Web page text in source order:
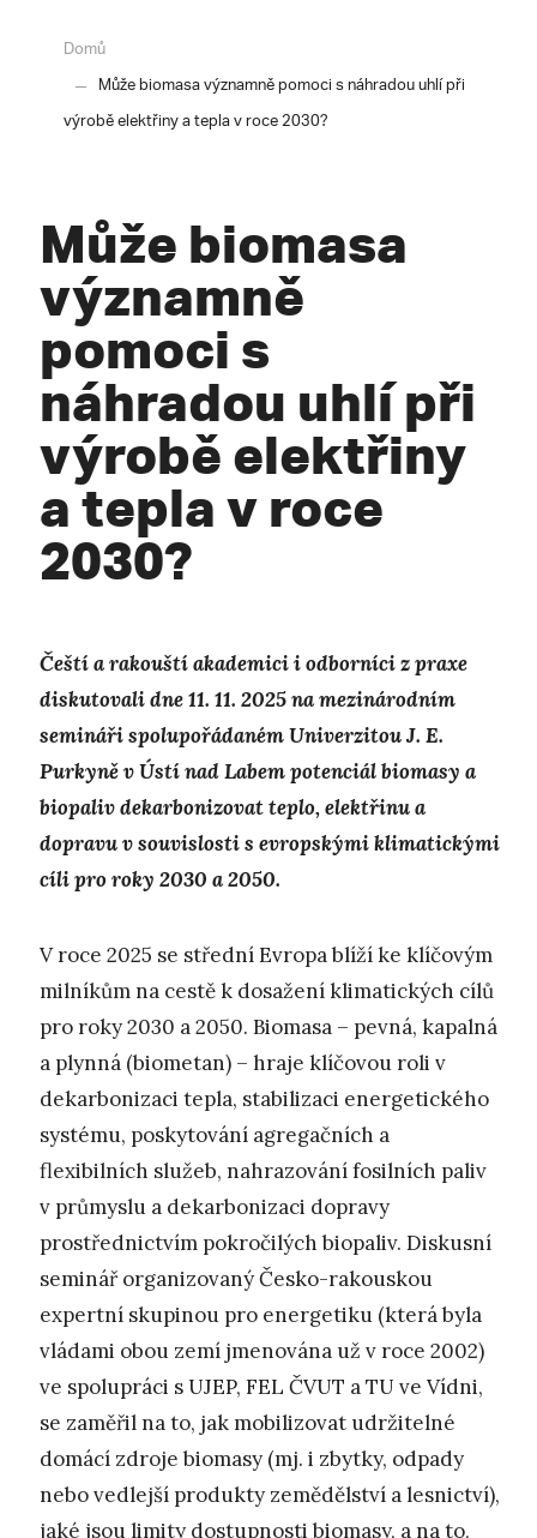
Domů
Může biomasa významně pomoci s náhradou uhlí při
výrobě elektřiny a tepla v roce 2030?
Může biomasa
významně
pomoci s
náhradou uhlí při
výrobě elektřiny
a tepla v roce
2030?
Čeští a rakouští akademici i odborníci z praxe
diskutovali dne 11. 11. 2025 na mezinárodním
semináři spolupořádaném Univerzitou J. E.
Purkyně v Ústí nad Labem potenciál biomasy a
biopaliv dekarbonizovat teplo, elektřinu a
dopravu v souvislosti s evropskými klimatickými
cíli pro roky 2030 a 2050.
V roce 2025 se střední Evropa blíží ke klíčovým
milníkům na cestě k dosažení klimatických cílů
pro roky 2030 a 2050. Biomasa – pevná, kapalná
a plynná (biometan) – hraje klíčovou roli v
dekarbonizaci tepla, stabilizaci energetického
systému, poskytování agregačních a
flexibilních služeb, nahrazování fosilních paliv
v průmyslu a dekarbonizaci dopravy
prostřednictvím pokročilých biopaliv. Diskusní
seminář organizovaný Česko-rakouskou
expertní skupinou pro energetiku (která byla
vládami obou zemí jmenována už v roce 2002)
ve spolupráci s UJEP, FEL ČVUT a TU ve Vídni,
se zaměřil na to, jak mobilizovat udržitelné
domácí zdroje biomasy (mj. i zbytky, odpady
nebo vedlejší produkty zemědělství a lesnictví),
jaké jsou limity dostupnosti biomasy, a na to,